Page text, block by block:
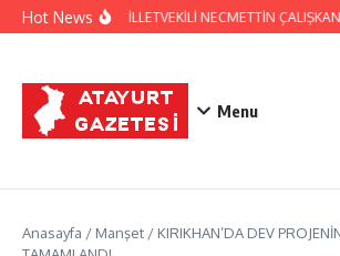
İçeriğe atla
Hot NewsHATAY MİLLETVEKİLİ NECMETTİN
Menu
Anasayfa / Manşet / KIRIKHAN’DA DEV